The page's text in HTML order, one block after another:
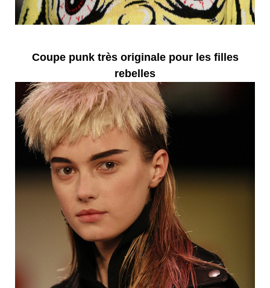
Coupe punk très originale pour les filles
rebelles